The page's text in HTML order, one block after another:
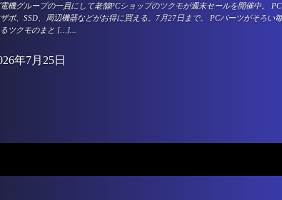
機グループの一員にして老舗PCショップのツクモが週末セールを開催中。
ザボ、SSD、周辺機器などがお得に買える。7月27日まで。 PCパーツがそろい
ツクモのまと […]...
年7月25日